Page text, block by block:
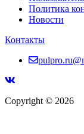
Политика
Новости
Контакты
Copyright © 2026